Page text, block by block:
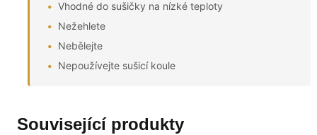
Vhodné do sušičky na nízké teploty
Nežehlete
Nebělejte
Nepoužívejte sušicí koule
Související produkty